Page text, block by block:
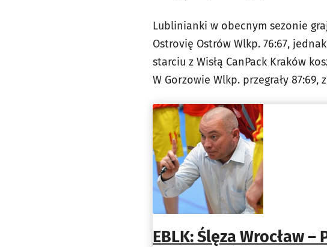
Lublinianki w obecnym sezonie
Ostrovię Ostrów Wlkp. 76:67,
starciu z Wisłą CanPack Kraków
W Gorzowie Wlkp. przegrały 87:69,
EBLK: Ślęza Wrocław –